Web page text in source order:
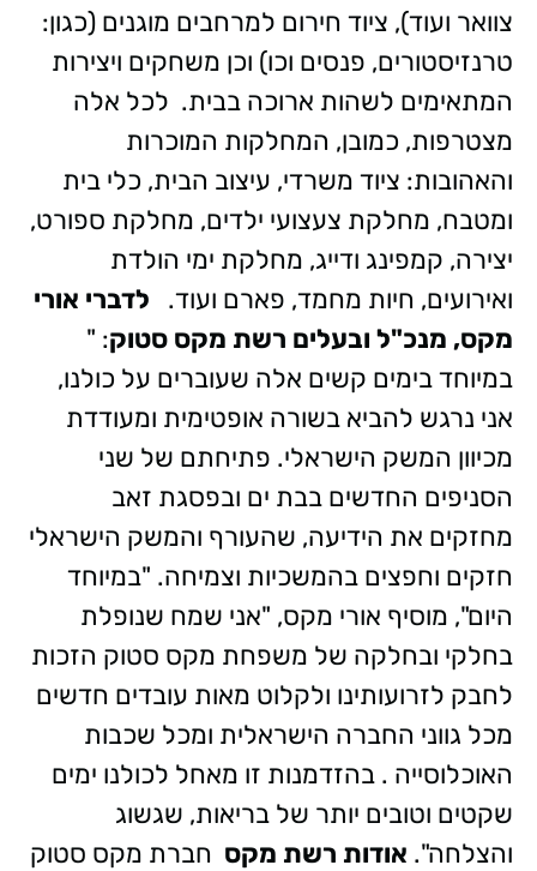
צוואר ועוד), ציוד חירום למרחבים מוגנים (כגון:
טרנזיסטורים, פנסים וכו) וכן משחקים ויצירות
המתאימים לשהות ארוכה בבית. לכל אלה
מצטרפות, כמובן, המחלקות המוכרות
והאהובות: ציוד משרדי, עיצוב הבית, כלי בית
ומטבח, מחלקת צעצועי ילדים, מחלקת ספורט,
יצירה, קמפינג ודייג, מחלקת ימי הולדת
ואירועים, חיות מחמד, פארם ועוד.
לדברי אורי
מקס, מנכ"ל ובעלים רשת מקס סטוק: "
במיוחד בימים קשים אלה שעוברים על כולנו,
אני נרגש להביא בשורה אופטימית ומעודדת
מכיוון המשק הישראלי. פתיחתם של שני
הסניפים החדשים בבת ים ובפסגת זאב
מחזקים את הידיעה, שהעורף והמשק הישראלי
חזקים וחפצים בהמשכיות וצמיחה. "במיוחד
היום", מוסיף אורי מקס, "אני שמח שנופלת
בחלקי ובחלקה של משפחת מקס סטוק הזכות
לחבק לזרועותינו ולקלוט מאות עובדים חדשים
מכל גווני החברה הישראלית ומכל שכבות
האוכלוסייה . בהזדמנות זו מאחל לכולנו ימים
שקטים וטובים יותר של בריאות, שגשוג
והצלחה". אודות רשת מקס חברת מקס סטוק